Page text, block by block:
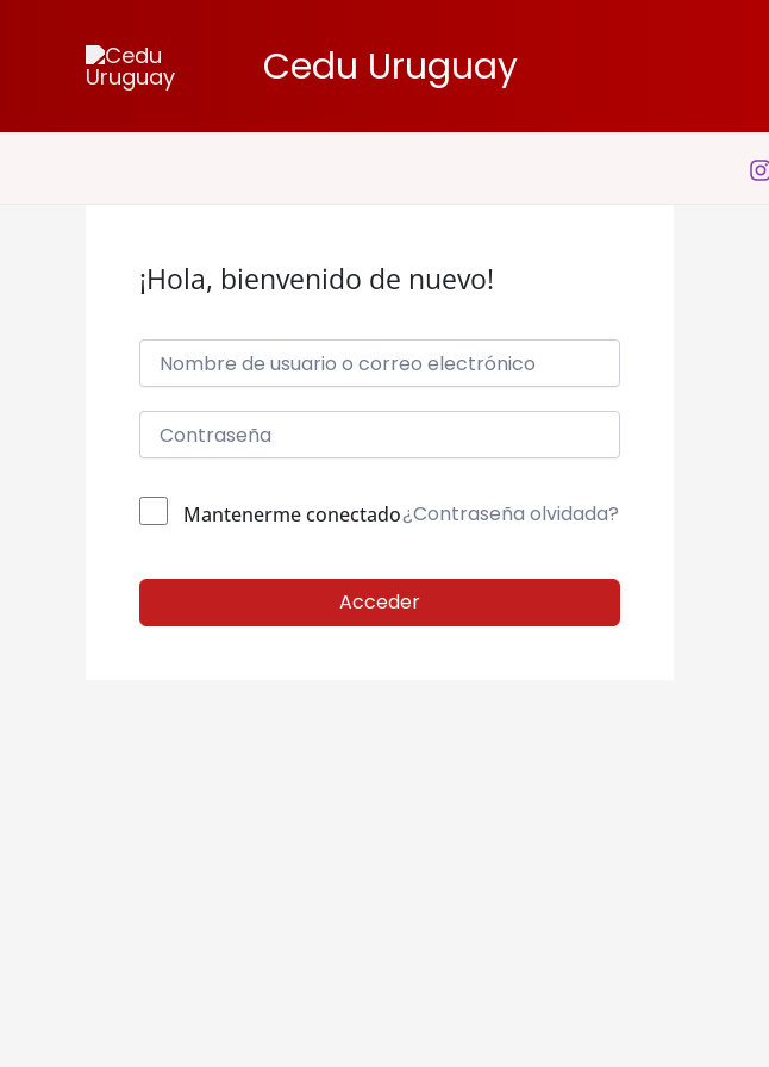
contenido
Cedu Uruguay
¡Hola, bienvenido de nuevo!
Mantenerme conectado¿Contraseña olvidada?
Acceder